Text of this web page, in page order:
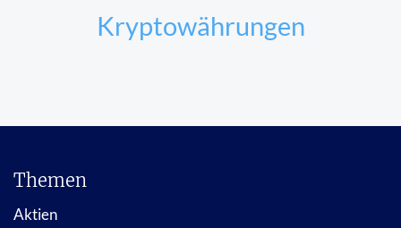
Kryptowährungen
Themen
Aktien